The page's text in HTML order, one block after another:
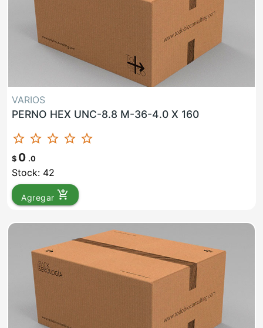
VARIOS
PERNO HEX UNC-8.8 M-36-4.0 X 160
star_border star_border star_border star_border star_border
$ 0 .0
Stock: 42
Agregar add_shopping_cart